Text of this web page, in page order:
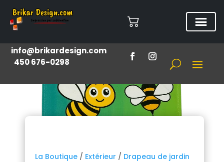
info@brikardesign.com
450 676-0298
La Boutique/ Extérieur / Drapeau de jardin